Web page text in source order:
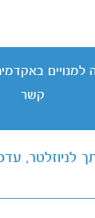
למנויים
קשר
לניוזלטר,